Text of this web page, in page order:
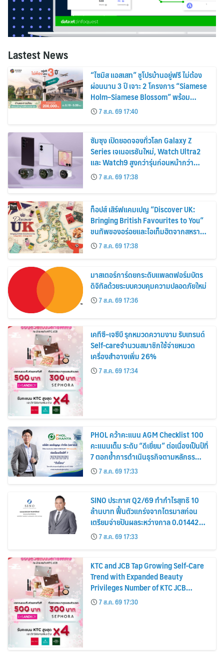
Lastest News
“ไซมิส แอสเสท” ชูโปรบ้านอยู่ฟรี ไม่ต้อง
ผ่อนนาน 3 ปี เจาะ 2 โครงการ “Siamese
Holm–Siamese Blossom” พร้อม
ส่วนลดและสิทธิพิเศษถึง 31 สิงหาคม
2569
7 ส.ค. 69 17:40
ซัมซุง เปิดยอดจองทั่วโลก Galaxy Z
Series เจเนอเรชันใหม่, Watch Ultra2
และ Watch9 สูงกว่ารุ่นก่อนหน้ากว่า
30%7 ส.ค. 69 17:38
ท็อปส์ เสิร์ฟแคมเปญ “Discover UK:
Bringing British Favourites to You”
ขนทัพของอร่อยและไอเท็มฮิตจากสหราช
อาณาจักร ส่งตรงถึงมือตั้งแต่วันนี้ – 18
สิงหาคมนี้
7 ส.ค. 69 17:38
มาสเตอร์การ์ดยกระดับแพลตฟอร์มบัตร
ดิจิทัลด้วยระบบควบคุมความปลอดภัยใหม่
7 ส.ค. 69 17:36
เคทีซี–เจซีบี รุกหมวดความงาม รับเทรนด์
Self-careจำนวนสมาชิกใช้จ่ายหมวด
เครื่องสำอางเพิ่ม 26%
7 ส.ค. 69 17:34
PHOL คว้าคะแนน AGM Checklist 100
คะแนนเต็ม ระดับ “ดีเยี่ยม” ต่อเนื่องเป็นปีที่
7 ตอกย้ำการดำเนินธุรกิจตามหลักธร
รมาภิบาล โปร่งใส สร้างความเชื่อมั่นผู้ถือ
หุ้น
7 ส.ค. 69 17:33
SINO ประกาศ Q2/69 ทำกำไรสุทธิ 10
ล้านบาท ฟื้นตัวแกร่งจากไตรมาสก่อน
เตรียมจ่ายปันผลระหว่างกาล 0.014423
บาทต่อหุ้น ครึ่งปีหลังมุ่งเติบโตต่อเนื่อง
7 ส.ค. 69 17:33
KTC and JCB Tap Growing Self-Care
Trend with Expanded Beauty
Privileges Number of KTC JCB
Cardmembers Spending on
Cosmetics Rises 26%
7 ส.ค. 69 17:30